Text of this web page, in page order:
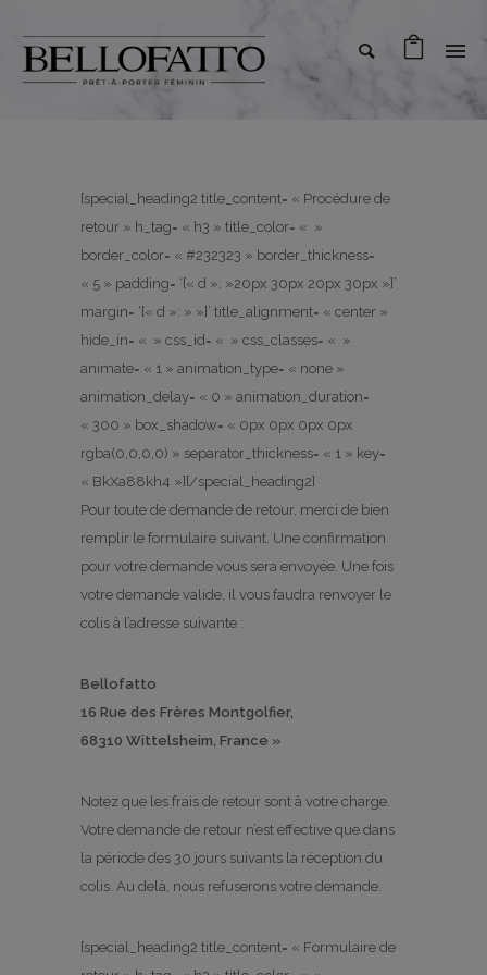
[special_heading2 title_content= « Procédure de
retour » h_tag= « h3 » title_color= « »
border_color= « #232323 » border_thickness=
« 5 » padding= ‘{« d »: »20px 30px 20px 30px »}’
margin= ‘{« d »: » »}’ title_alignment= « center »
hide_in= « » css_id= « » css_classes= « »
animate= « 1 » animation_type= « none »
animation_delay= « 0 » animation_duration=
« 300 » box_shadow= « 0px 0px 0px 0px
rgba(0,0,0,0) » separator_thickness= « 1 » key=
« BkXa88kh4 »][/special_heading2]
Pour toute de demande de retour, merci de bien
remplir le formulaire suivant. Une confirmation
pour votre demande vous sera envoyée. Une fois
votre demande valide, il vous faudra renvoyer le
colis à l’adresse suivante :
Bellofatto
16 Rue des Frères Montgolfier,
68310 Wittelsheim, France »
Notez que les frais de retour sont à votre charge.
Votre demande de retour n’est effective que dans
la période des 30 jours suivants la réception du
colis. Au delà, nous refuserons votre demande.
[special_heading2 title_content= « Formulaire de